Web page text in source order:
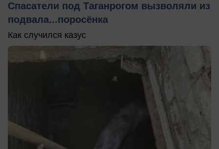
Спасатели под Таганрогом вызволяли из
подвала...поросёнка
Как случился казус